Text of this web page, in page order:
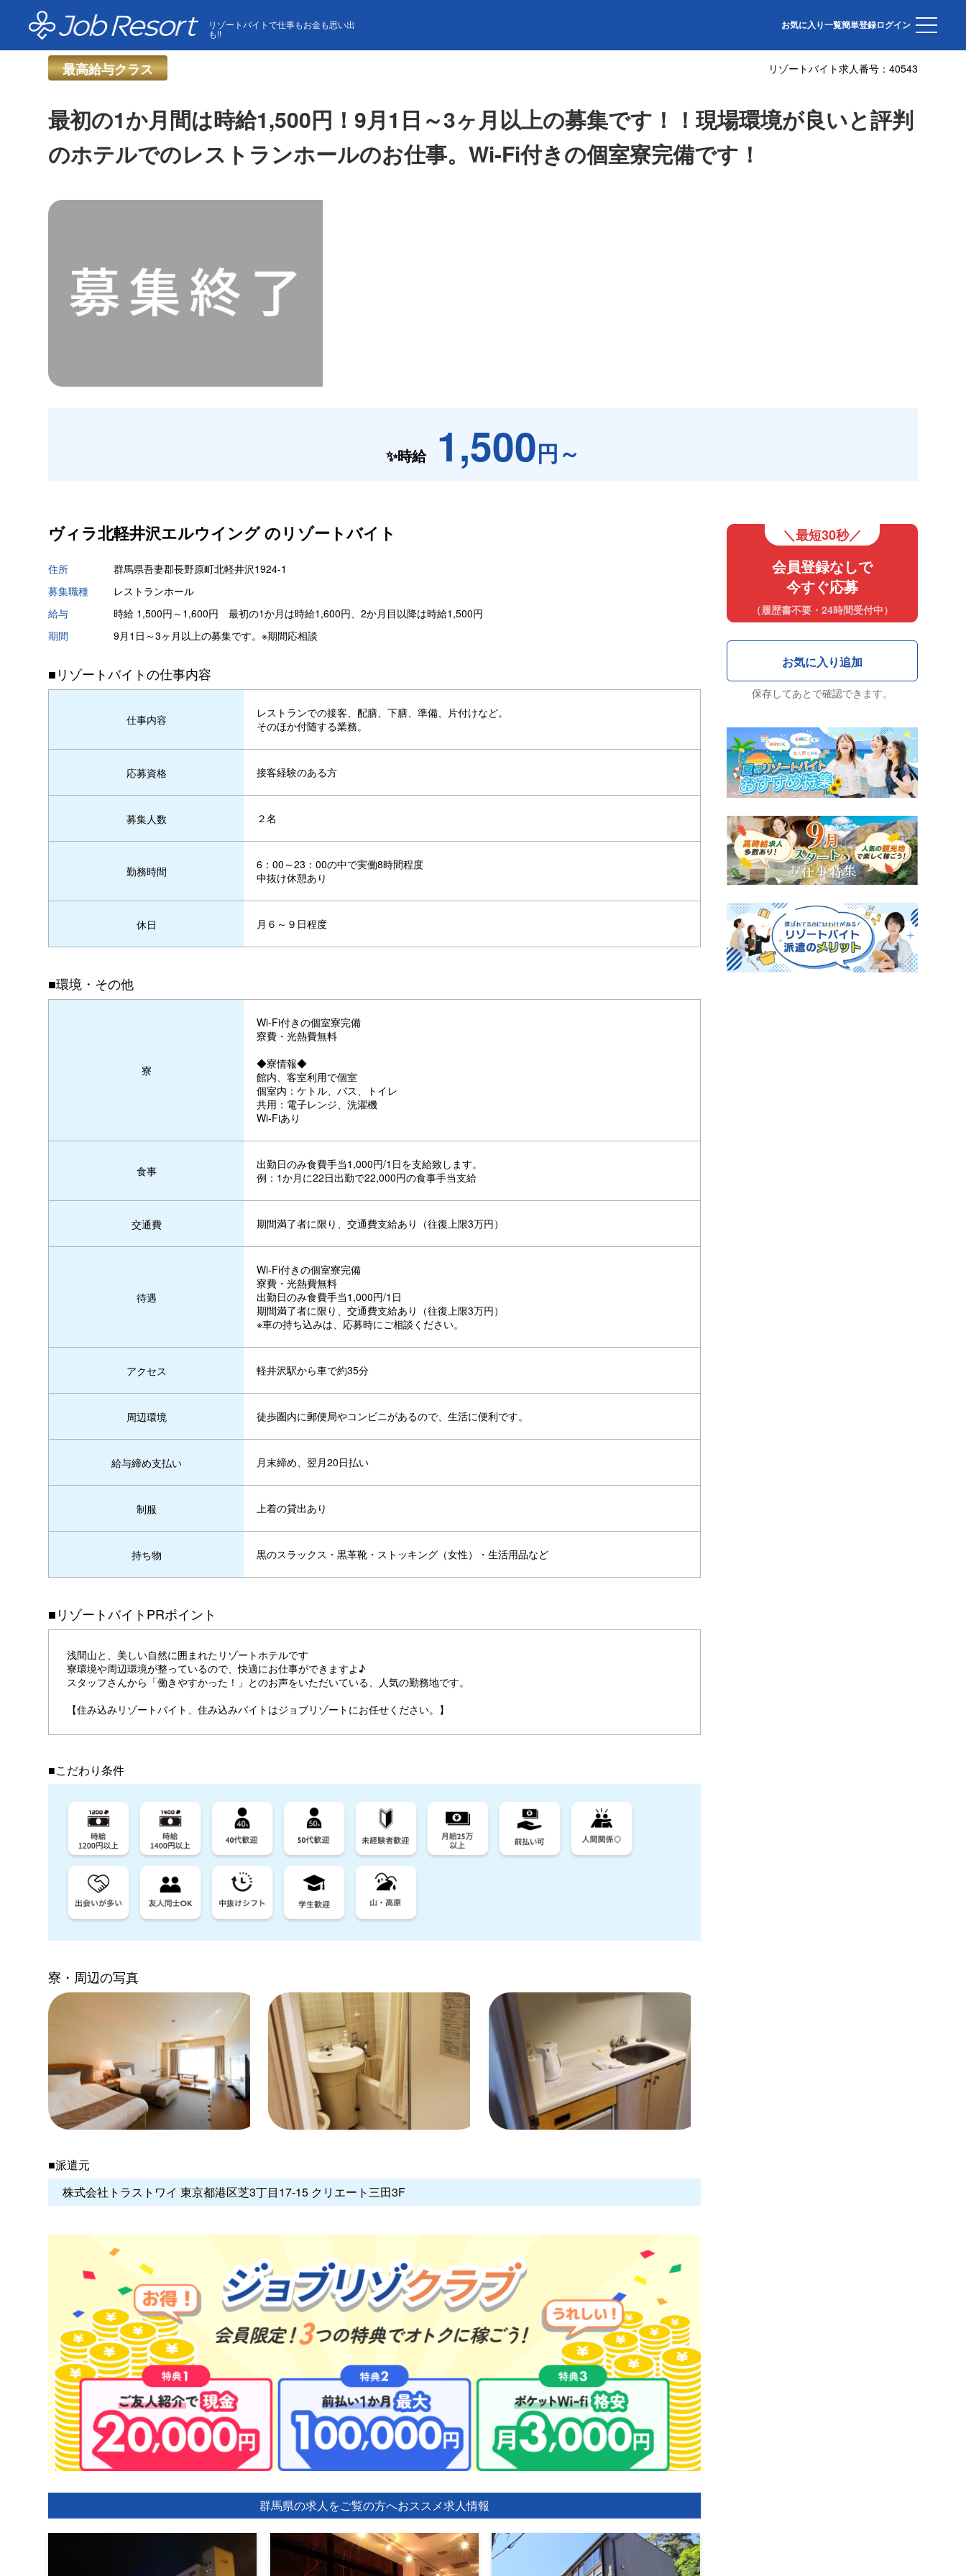
リゾートバイトで仕事もお金も思い出
も!!
お気に入り一覧簡単登録ログイン
HOME 求人一覧
最高給与クラス リゾートバイト求人番号： 40543
最初の1か月間は時給1,500円！9月1日～3ヶ月以上の募集です！！現場環境が良いと評判
のホテルでのレストランホールのお仕事。Wi-Fi付きの個室寮完備です！
✨時給 1,500円～
ヴィラ北軽井沢エルウイング のリゾートバイト
住所
群馬県吾妻郡長野原町北軽井沢1924-1
募集職種
レストランホール
給与
時給 1,500円～1,600円 最初の1か月は時給1,600円、2か月目以降は時給1,500円
期間
9月1日～3ヶ月以上の募集です。※期間応相談
■リゾートバイトの仕事内容
仕事内容
レストランでの接客、配膳、下膳、準備、片付けなど。
そのほか付随する業務。
応募資格 接客経験のある方
募集人数 ２名
勤務時間
6：00～23：00の中で実働8時間程度
中抜け休憩あり
休日 月６～９日程度
■環境・その他
寮
Wi-Fi付きの個室寮完備
寮費・光熱費無料
◆寮情報◆
館内、客室利用で個室
個室内：ケトル、バス、トイレ
共用：電子レンジ、洗濯機
Wi-Fiあり
食事
出勤日のみ食費手当1,000円/1日を支給致します。
例：1か月に22日出勤で22,000円の食事手当支給
交通費 期間満了者に限り、交通費支給あり（往復上限3万円）
待遇
Wi-Fi付きの個室寮完備
寮費・光熱費無料
出勤日のみ食費手当1,000円/1日
期間満了者に限り、交通費支給あり（往復上限3万円）
※車の持ち込みは、応募時にご相談ください。
アクセス 軽井沢駅から車で約35分
周辺環境 徒歩圏内に郵便局やコンビニがあるので、生活に便利です。
給与締め支払い 月末締め、翌月20日払い
制服 上着の貸出あり
持ち物 黒のスラックス・黒革靴・ストッキング（女性）・生活用品など
■リゾートバイトPRポイント
浅間山と、美しい自然に囲まれたリゾートホテルです
寮環境や周辺環境が整っているので、快適にお仕事ができますよ♪
スタッフさんから「働きやすかった！」とのお声をいただいている、人気の勤務地です。
【住み込みリゾートバイト、住み込みバイトはジョブリゾートにお任せください。】
■こだわり条件
寮・周辺の写真
■派遣元
株式会社トラストワイ 東京都港区芝3丁目17-15 クリエート三田3F
群馬県の求人をご覧の方へおススメ求人情報
＼最短30秒／
会員登録なしで
今すぐ応募
（履歴書不要・24時間受付中）
保存してあとで確認できます。